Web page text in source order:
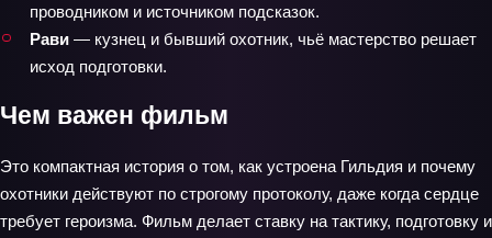
проводником и источником подсказок.
Рави — кузнец и бывший охотник, чьё мастерство решает
исход подготовки.
Чем важен фильм
Это компактная история о том, как устроена Гильдия и почему
охотники действуют по строгому протоколу, даже когда сердце
требует героизма. Фильм делает ставку на тактику, подготовку и